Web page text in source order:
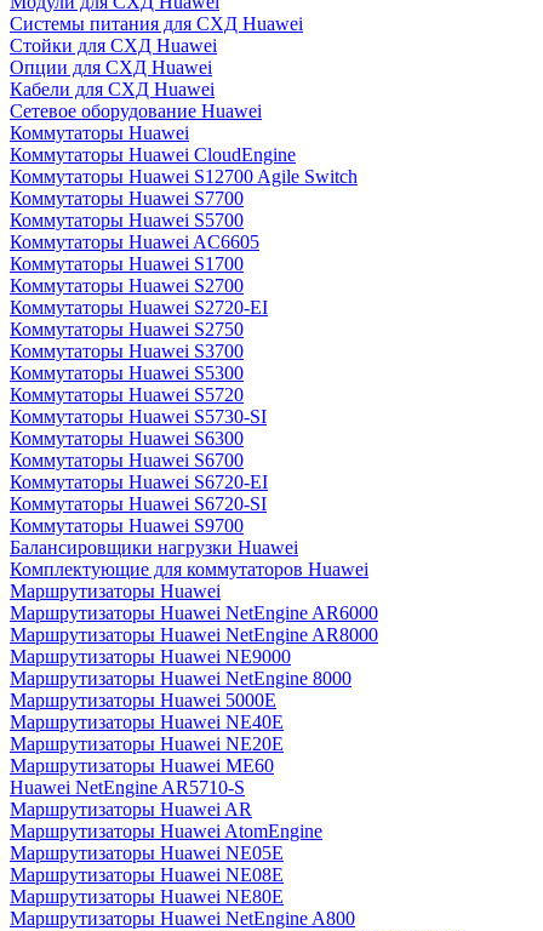
Системы питания для СХД Huawei
Стойки для СХД Huawei
Опции для СХД Huawei
Кабели для СХД Huawei
Сетевое оборудование Huawei
Коммутаторы Huawei
Коммутаторы Huawei CloudEngine
Коммутаторы Huawei S12700 Agile Switch
Коммутаторы Huawei S7700
Коммутаторы Huawei S5700
Коммутаторы Huawei AC6605
Коммутаторы Huawei S1700
Коммутаторы Huawei S2700
Коммутаторы Huawei S2720-EI
Коммутаторы Huawei S2750
Коммутаторы Huawei S3700
Коммутаторы Huawei S5300
Коммутаторы Huawei S5720
Коммутаторы Huawei S5730-SI
Коммутаторы Huawei S6300
Коммутаторы Huawei S6700
Коммутаторы Huawei S6720-EI
Коммутаторы Huawei S6720-SI
Коммутаторы Huawei S9700
Балансировщики нагрузки Huawei
Комплектующие для коммутаторов Huawei
Маршрутизаторы Huawei
Маршрутизаторы Huawei NetEngine AR6000
Маршрутизаторы Huawei NetEngine AR8000
Маршрутизаторы Huawei NE9000
Маршрутизаторы Huawei NetEngine 8000
Маршрутизаторы Huawei 5000E
Маршрутизаторы Huawei NE40E
Маршрутизаторы Huawei NE20E
Маршрутизаторы Huawei ME60
Huawei NetEngine AR5710-S
Маршрутизаторы Huawei AR
Маршрутизаторы Huawei AtomEngine
Маршрутизаторы Huawei NE05E
Маршрутизаторы Huawei NE08E
Маршрутизаторы Huawei NE80E
Маршрутизаторы Huawei NetEngine A800